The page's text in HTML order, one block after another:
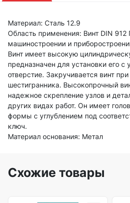
Материал: Сталь 12.9
Область применения: Винт DIN 912
машиностроении и
Винт имеет высокую
предназначен для установки его с
отверстие. Закручивается винт
шестигранника. Высокопрочный
надежное скрепление узлов и
других видах работ. Он имеет
формы с углублением под
ключ.
Материал основания: Метал
Схожие товары